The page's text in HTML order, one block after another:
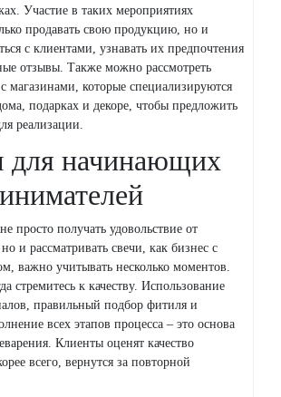
Участие в таких мероприятиях
продавать свою продукцию, но и
с клиентами, узнавать их предпочтения
отзывы. Также можно рассмотреть
магазинами, которые специализируются
подарках и декоре, чтобы предложить
реализации.
для начинающих
просто получать удовольствие от
и рассматривать свечи, как бизнес с
важно учитывать несколько моментов.
стремитесь к качеству. Использование
правильный подбор фитиля и
всех этапов процесса – это основа
Клиенты оценят качество
всего, вернутся за повторной